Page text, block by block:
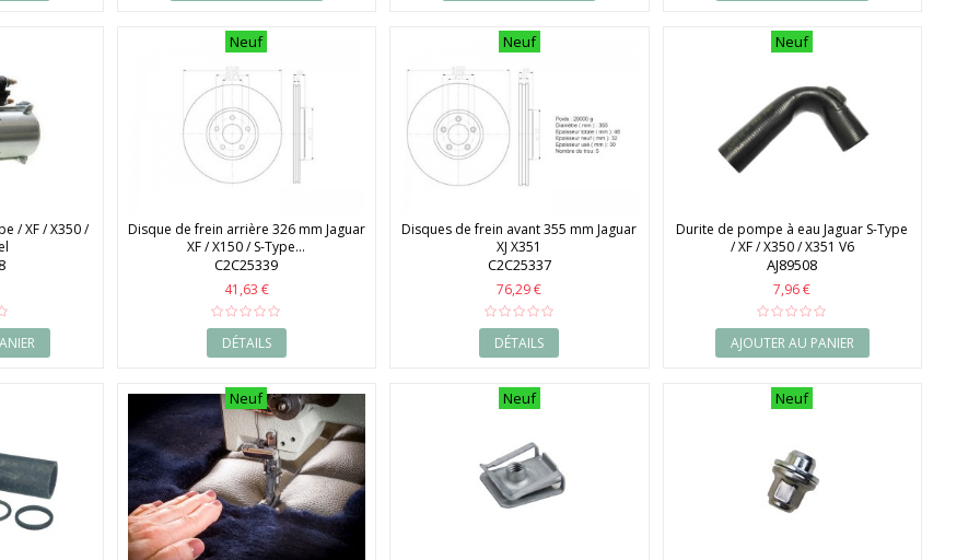
/ XF / X350 /
Neuf
Disque de frein arrière 326 mm Jaguar
XF / X150 / S-Type...
C2C25339
41,63 €
DÉTAILS
Neuf
Disques de frein avant 355 mm Jaguar
XJ X351
C2C25337
76,29 €
DÉTAILS
Neuf
Durite de pompe à eau Jaguar S-Type
/ XF / X350 / X351 V6
AJ89508
7,96 €
AJOUTER AU PANIER
Neuf Neuf Neuf